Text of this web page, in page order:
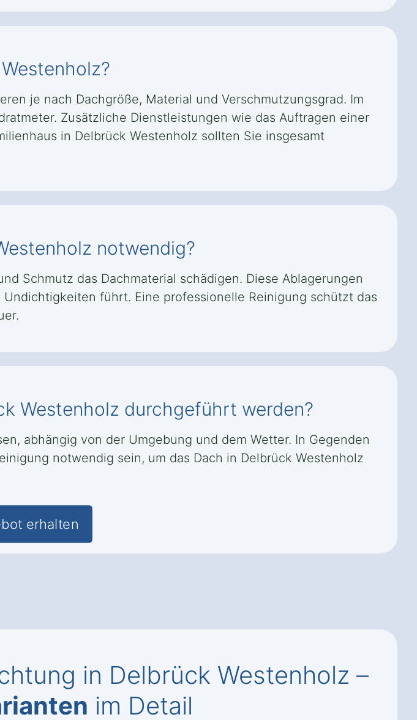
je nach Dachgröße, Material und Verschmutzungsgrad. Im
Zusätzliche Dienstleistungen wie das Auftragen einer
in Delbrück Westenholz sollten Sie insgesamt
notwendig?
Schmutz das Dachmaterial schädigen. Diese Ablagerungen
führt. Eine professionelle Reinigung schützt das
Westenholz durchgeführt werden?
abhängig von der Umgebung und dem Wetter. In Gegenden
notwendig sein, um das Dach in Delbrück Westenholz
erhalten
in Delbrück Westenholz –
im Detail